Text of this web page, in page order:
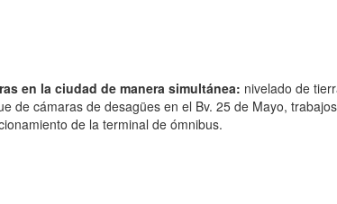
en la ciudad de manera simultánea: nivelado de
de cámaras de desagües en el Bv. 25 de Mayo,
de la terminal de ómnibus.